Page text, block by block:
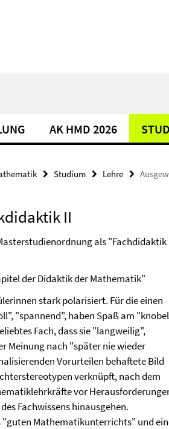
AK HMD 2026
Studium Lehre
II
als "Fachdidaktik
der Didaktik der Mathematik"
stark polarisiert. Für die einen
"spannend", haben Spaß am
Fach, dass sie "langweilig",
Meinung nach "später nie wieder
Vorurteilen behaftete Bild
verknüpft, nach dem
vor
Fachwissens hinausgehen.
"guten Mathematikunterrichts" und